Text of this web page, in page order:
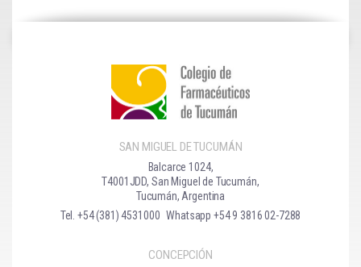
SAN MIGUEL DE TUCUMÁN
Balcarce 1024,
T4001JDD, San Miguel de Tucumán,
Tucumán, Argentina
Tel. +54 (381) 4531000 Whatsapp +54 9 3816 02-7288
CONCEPCIÓN